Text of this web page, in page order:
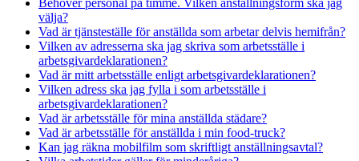
välja?
Vad är tjänsteställe för anställda som arbetar delvis hemifrån?
Vilken av adresserna ska jag skriva som arbetsställe i
arbetsgivardeklarationen?
Vad är mitt arbetsställe enligt arbetsgivardeklarationen?
Vilken adress ska jag fylla i som arbetsställe i
arbetsgivardeklarationen?
Vad är arbetsställe för mina anställda städare?
Vad är arbetsställe för anställda i min food-truck?
Kan jag räkna mobilfilm som skriftligt anställningsavtal?